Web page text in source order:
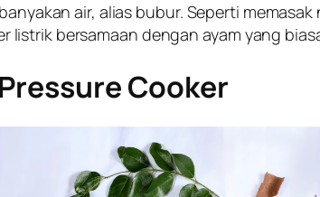
air, alias bubur. Seperti
bersamaan dengan ayam yang
Cooker